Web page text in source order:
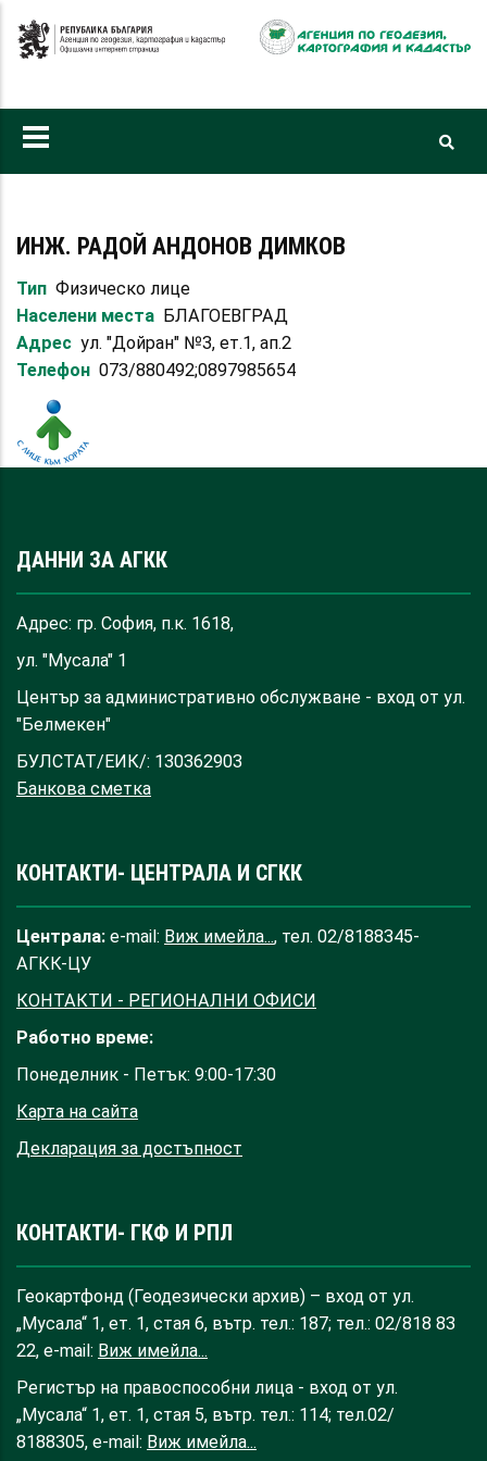
към
ИНЖ. РАДОЙ АНДОНОВ ДИМКОВ
Тип Физическо лице
Населени места БЛАГОЕВГРАД
Адрес ул. "Дойран" №3, ет.1, ап.2
Телефон 073/880492;0897985654
ДАННИ ЗА АГКК
Адрес: гр. София, п.к. 1618,
ул. "Мусала" 1
Център за административно обслужване - вход от ул.
"Белмекен"
БУЛСТАТ/ЕИК/: 130362903
Банкова сметка
КОНТАКТИ- ЦЕНТРАЛА И СГКК
Централа: e-mail: Виж имейла..., тел. 02/8188345-
АГКК-ЦУ
КОНТАКТИ - РЕГИОНАЛНИ ОФИСИ
Работно време:
Понеделник - Петък: 9:00-17:30
Карта на сайта
Декларация за достъпност
КОНТАКТИ- ГКФ И РПЛ
Геокартфонд (Геодезически архив) – вход от ул.
„Мусала“ 1, ет. 1, стая 6, вътр. тел.: 187; тел.: 02/818 83
22, e-mail: Виж имейла...
Регистър на правоспособни лица - вход от ул.
„Мусала“ 1, ет. 1, стая 5, вътр. тел.: 114; тел.02/
8188305, e-mail: Виж имейла...